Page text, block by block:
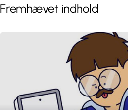
Fremhævet indhold